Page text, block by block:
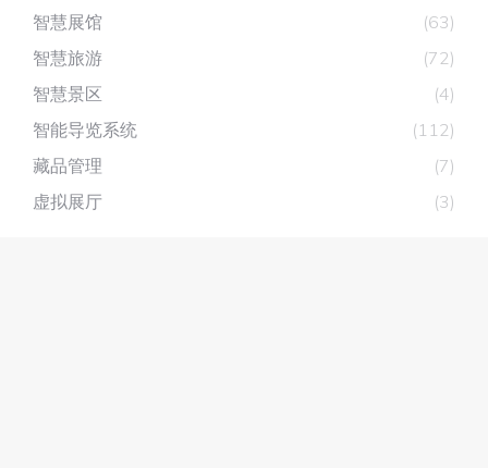
智慧展馆
(63)
智慧旅游
(72)
智慧景区
(4)
智能导览系统
(112)
藏品管理
(7)
虚拟展厅
(3)